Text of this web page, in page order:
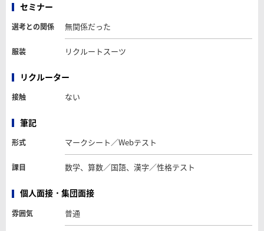
セミナー
選考との関係 無関係だった
服装 リクルートスーツ
リクルーター
接触 ない
筆記
形式 マークシート／Webテスト
課目 数学、算数／国語、漢字／性格テスト
個人面接・集団面接
雰囲気 普通